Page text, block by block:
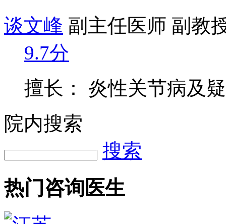
谈文峰 副主任医师 副教
9.7分
擅长： 炎性关节病及
院内搜索
搜索
热门咨询医生